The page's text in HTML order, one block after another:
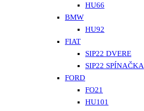
HU66
BMW
HU92
FIAT
SIP22 DVERE
SIP22 SPÍNAČKA
FORD
FO21
HU101